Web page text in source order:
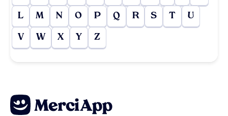
L M N O P Q R S T U
V W X Y Z